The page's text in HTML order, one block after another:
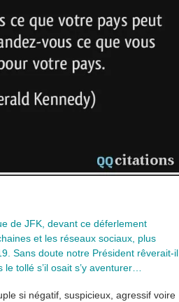
de JFK, devant ce déferlement
et les réseaux sociaux, plus
Sans doute notre Président rêverait-il
tollé s’il osait s’y aventurer…
si négatif, suspicieux, agressif voire